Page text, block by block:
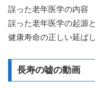
誤った老年医学の内容
誤った老年医学の起源
健康寿命の正しい延ばし
長寿の嘘の動画